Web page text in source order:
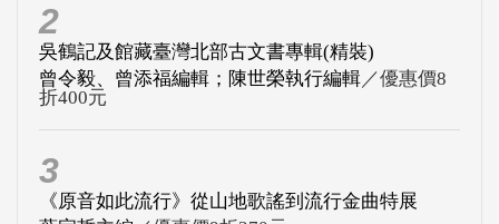
2
吳鶴記及館藏臺灣北部古文書專輯(精裝)
曾令毅、曾添福編輯；陳世榮執行編輯／優惠價8
折400元
3
《原音如此流行》從山地歌謠到流行金曲特展